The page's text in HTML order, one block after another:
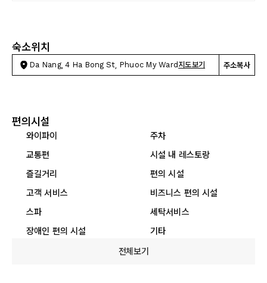
숙소위치
Da Nang, 4 Ha Bong St, Phuoc My Ward 지도보기 주소복사
편의시설
와이파이
주차
교통편
시설 내 레스토랑
즐길거리
편의 시설
고객 서비스
비즈니스 편의 시설
스파
세탁서비스
장애인 편의 시설
기타
전체보기